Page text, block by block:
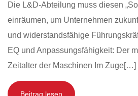
Die L&D-Abteilung muss diesen
einräumen, um Unternehmen
und widerstandsfähige
EQ und Anpassungsfähigkeit: Der
Zeitalter der Maschinen Im Zuge[…]
Beitrag lesen